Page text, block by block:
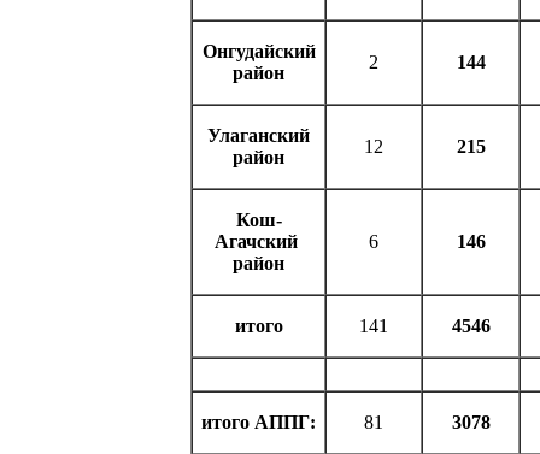
Онгудайский
район
2 144
Улаганский
район
12 215
Кош-
Агачский
район
6 146
итого 141 4546
итого АППГ: 81 3078